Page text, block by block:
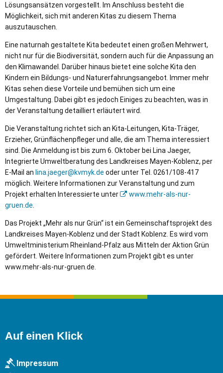
Lösungsansätzen vorgestellt. Im Anschluss besteht die
Möglichkeit, sich mit anderen Kitas zu diesem Thema
auszutauschen.
Eine naturnah gestaltete Kita bedeutet einen großen Mehrwert,
nicht nur für die Biodiversität, sondern auch für die Anpassung an
den Klimawandel. Darüber hinaus bietet eine solche Kita den
Kindern ein Bildungs- und Naturerfahrungsangebot. Immer mehr
Kitas sehen diese Vorteile und bemühen sich um eine
Umgestaltung. Dabei gibt es jedoch Einiges zu beachten, was in
der Veranstaltung detailliert erläutert wird.
Die Veranstaltung richtet sich an Kita-Leitungen, Kita-Träger,
Erzieher, Grünflächenpfleger und alle, die am Thema interessiert
sind. Die Anmeldung ist bis zum 6. Oktober bei Lina Jaeger,
Integrierte Umweltberatung des Landkreises Mayen-Koblenz, per
E-Mail an lina.jaeger@kvmyk.de oder unter Tel. 0261/108-417
möglich. Weitere Informationen zur Veranstaltung und zum
Projekt erhalten Interessierte unter
www.mehr-als-nur-
gruen.de
Das Projekt „Mehr als nur Grün“ ist ein Gemeinschaftsprojekt des
Landkreises Mayen-Koblenz und der Stadt Koblenz. Es wird vom
Umweltministerium Rheinland-Pfalz aus Mitteln der Aktion Grün
gefördert. Weitere Informationen zum Projekt gibt es unter
www.mehr-als-nur-gruen.de.
Auf einen Klick
Impressum